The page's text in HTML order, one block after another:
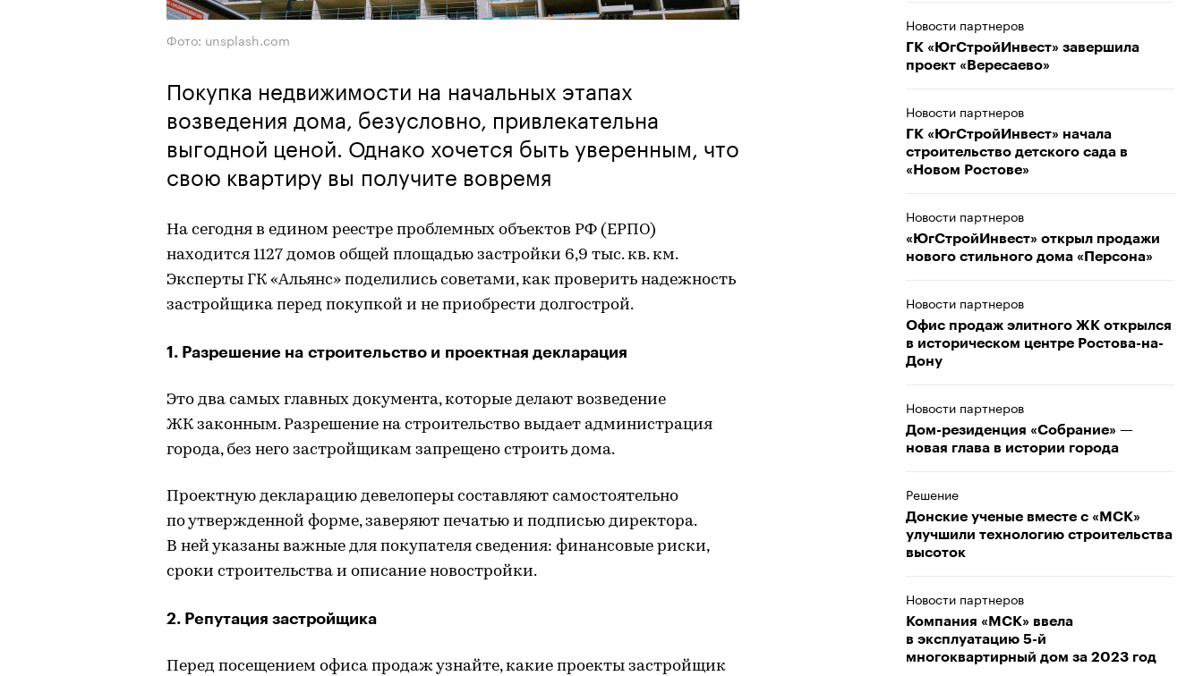
Фото: unsplash.com
Покупка недвижимости на начальных этапах
возведения дома, безусловно, привлекательна
выгодной ценой. Однако хочется быть уверенным, что
свою квартиру вы получите вовремя
На сегодня в едином реестре проблемных объектов РФ (ЕРПО)
находится 1127 домов общей площадью застройки 6,9 тыс. кв. км.
Эксперты ГК «Альянс» поделились советами, как проверить надежность
застройщика перед покупкой и не приобрести долгострой.
1. Разрешение на строительство и проектная декларация
Это два самых главных документа, которые делают возведение
ЖК законным. Разрешение на строительство выдает администрация
города, без него застройщикам запрещено строить дома.
Проектную декларацию девелоперы составляют самостоятельно
по утвержденной форме, заверяют печатью и подписью директора.
В ней указаны важные для покупателя сведения: финансовые риски,
сроки строительства и описание новостройки.
2. Репутация застройщика
Перед посещением офиса продаж узнайте, какие проекты застройщик
Новости партнеров
ГК «ЮгСтройИнвест» завершила
проект «Вересаево»
Новости партнеров
ГК «ЮгСтройИнвест» начала
строительство детского сада в
«Новом Ростове»
Новости партнеров
«ЮгСтройИнвест» открыл продажи
нового стильного дома «Персона»
Новости партнеров
Офис продаж элитного ЖК открылся
в историческом центре Ростова-на-
Дону
Новости партнеров
Дом-резиденция «Собрание» —
новая глава в истории города
Решение
Донские ученые вместе с «МСК»
улучшили технологию строительства
высоток
Новости партнеров
Компания «МСК» ввела
в эксплуатацию 5-й
многоквартирный дом за 2023 год